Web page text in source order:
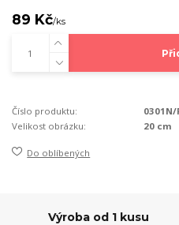
89 Kč/ks
Číslo produktu:
0301N/
Velikost obrázku:
20 cm
Do oblíbených
Výroba od 1 kusu